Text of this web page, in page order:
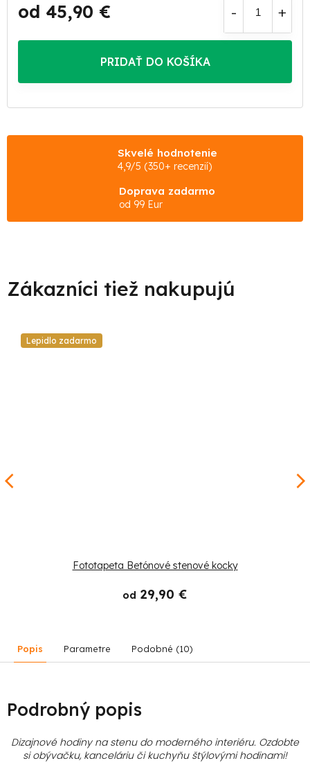
od 45,90 €
Jednotková
cena:
PRIDAŤ DO KOŠÍKA
Skvelé hodnotenie
4,9/5 (350+ recenzií)
Doprava zadarmo
od 99 Eur
Lepidlo zadarmo
Fototapeta Betónové stenové kocky
od 29,90 €
Popis Parametre Podobné (10)
Podrobný popis
Dizajnové hodiny na stenu do moderného interiéru. Ozdobte
si obývačku, kanceláriu či kuchyňu štýlovými hodinami!